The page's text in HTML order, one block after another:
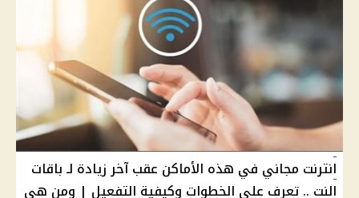
انترنت مجاني في هذه الأماكن عقب آخر زيادة لـ باقات
النت .. تعرف على الخطوات وكيفية التفعيل | ومن هي